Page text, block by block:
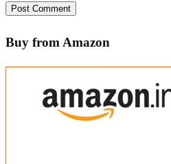
Buy from Amazon